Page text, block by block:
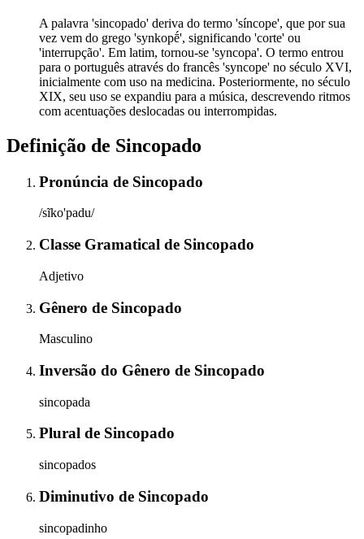
A palavra 'sincopado' deriva do termo 'síncope', que por sua
vez vem do grego 'synkopḗ', significando 'corte' ou
'interrupção'. Em latim, tornou-se 'syncopa'. O termo entrou
para o português através do francês 'syncope' no século XVI,
inicialmente com uso na medicina. Posteriormente, no século
XIX, seu uso se expandiu para a música, descrevendo ritmos
com acentuações deslocadas ou interrompidas.
Definição de Sincopado
Pronúncia de Sincopado
/sĩko'padu/
Classe Gramatical de Sincopado
Adjetivo
Gênero de Sincopado
Masculino
Inversão do Gênero de Sincopado
sincopada
Plural de Sincopado
sincopados
Diminutivo de Sincopado
sincopadinho